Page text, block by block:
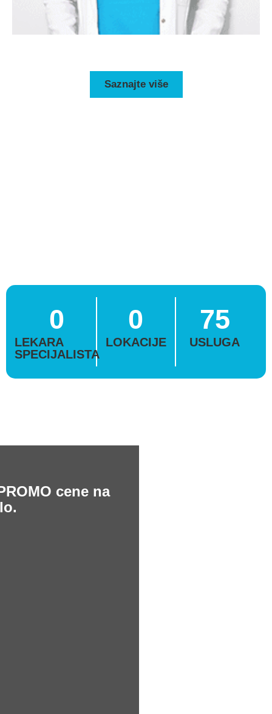
Saznajte više
LEKARA
SPECIJALISTA
0
LOKACIJE
0
USLUGA
75
cene na